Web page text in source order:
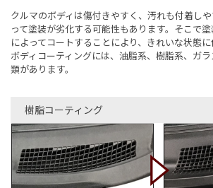
クルマのボディは傷付きやすく、汚れも付着し
って塗装が劣化する可能性もあります。そこで
によってコートすることにより、きれいな状態に
ボディコーティングには、油脂系、樹脂系、ガ
類があります。
樹脂コーティング